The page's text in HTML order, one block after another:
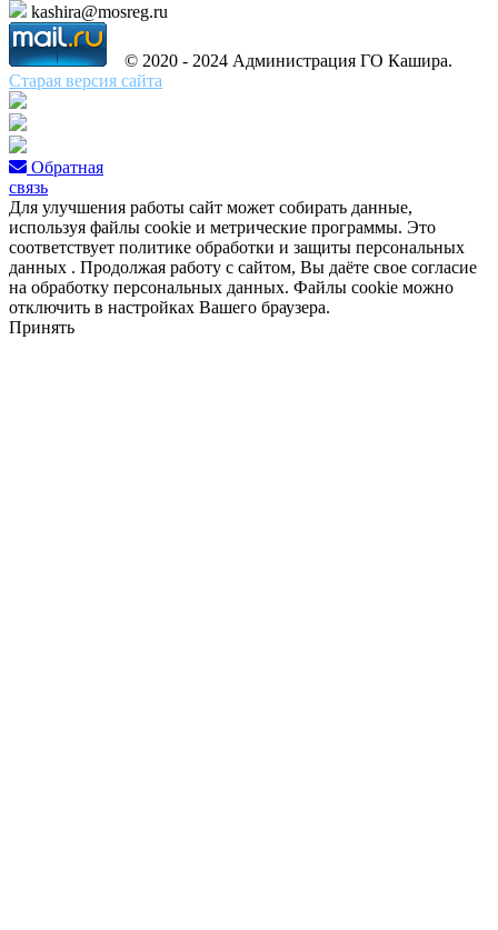
kashira@mosreg.ru
© 2020 - 2024 Администрация ГО Кашира.
Старая версия сайта
Обратная
связь
Для улучшения работы сайт может собирать данные,
используя файлы cookie и метрические программы. Это
соответствует политике обработки и защиты персональных
данных . Продолжая работу с сайтом, Вы даёте свое согласие
на обработку персональных данных. Файлы cookie можно
отключить в настройках Вашего браузера.
Принять